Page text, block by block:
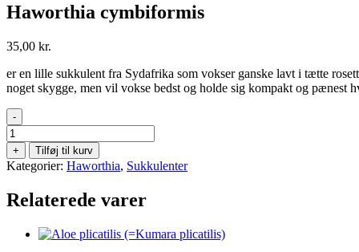
Haworthia cymbiformis
35,00 kr.
er en lille sukkulent fra Sydafrika som vokser ganske lavt i tætte
noget skygge, men vil vokse bedst og holde sig kompakt og pænest
-
Haworthia
cymbiformis
antal
+ Tilføj til kurv
Kategorier: Haworthia, Sukkulenter
Relaterede varer